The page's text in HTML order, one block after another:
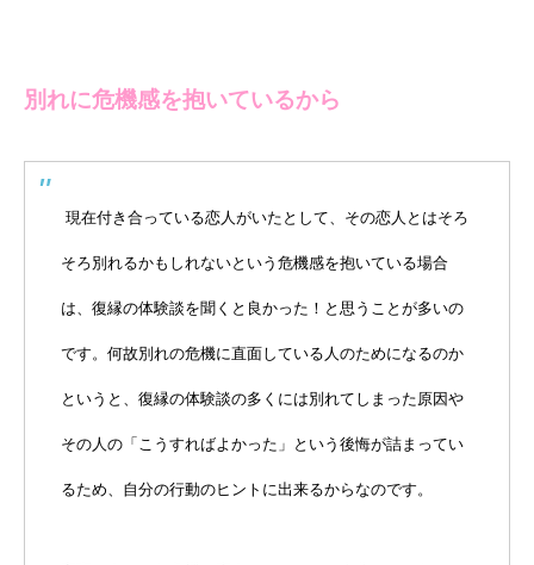
別れに危機感を抱いているから
現在付き合っている恋人がいたとして、その恋人とはそろ
そろ別れるかもしれないという危機感を抱いている場合
は、復縁の体験談を聞くと良かった！と思うことが多いの
です。何故別れの危機に直面している人のためになるのか
というと、復縁の体験談の多くには別れてしまった原因や
その人の「こうすればよかった」という後悔が詰まってい
るため、自分の行動のヒントに出来るからなのです。